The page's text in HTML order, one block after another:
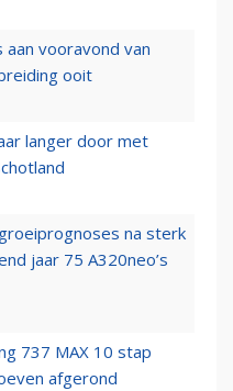
aan vooravond van
ooit
langer door met
na sterk
jaar 75 A320neo’s
737 MAX 10 stap
afgerond